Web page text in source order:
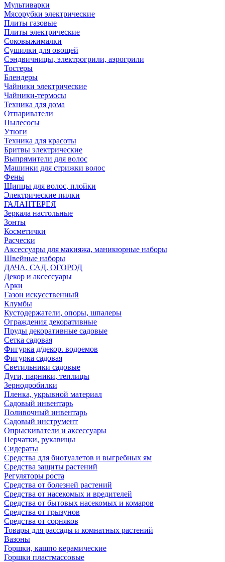
Мультиварки
Мясорубки электрические
Плиты газовые
Плиты электрические
Соковыжималки
Сушилки для овощей
Сэндвичницы, электрогрили, аэрогрили
Тостеры
Блендеры
Чайники электрические
Чайники-термосы
Техника для дома
Отпариватели
Пылесосы
Утюги
Техника для красоты
Бритвы электрические
Выпрямители для волос
Машинки для стрижки волос
Фены
Щипцы для волос, плойки
Электрические пилки
ГАЛАНТЕРЕЯ
Зеркала настольные
Зонты
Косметички
Расчески
Аксессуары для макияжа, маникюрные наборы
Швейные наборы
ДАЧА. САД. ОГОРОД
Декор и аксессуары
Арки
Газон искусственный
Клумбы
Кустодержатели, опоры, шпалеры
Ограждения декоративные
Пруды декоративные садовые
Сетка садовая
Фигурка д/декор. водоемов
Фигурка садовая
Светильники садовые
Дуги, парники, теплицы
Зернодробилки
Пленка, укрывной материал
Садовый инвентарь
Поливочный инвентарь
Садовый инструмент
Опрыскиватели и аксессуары
Перчатки, рукавицы
Сидераты
Средства для биотуалетов и выгребных ям
Средства защиты растений
Регуляторы роста
Средства от болезней растений
Средства от насекомых и вредителей
Средства от бытовых насекомых и комаров
Средства от грызунов
Средства от сорняков
Товары для рассады и комнатных растений
Вазоны
Горшки, кашпо керамические
Горшки пластмассовые